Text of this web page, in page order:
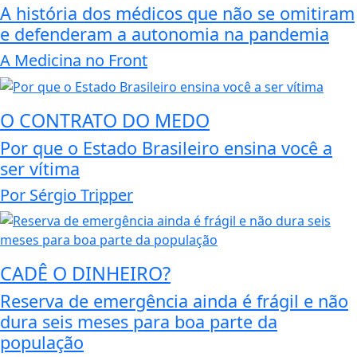
A história dos médicos que não se omitiram
e defenderam a autonomia na pandemia
A Medicina no Front
O CONTRATO DO MEDO
Por que o Estado Brasileiro ensina você a
ser vítima
Por Sérgio Tripper
CADÊ O DINHEIRO?
Reserva de emergência ainda é frágil e não
dura seis meses para boa parte da
população